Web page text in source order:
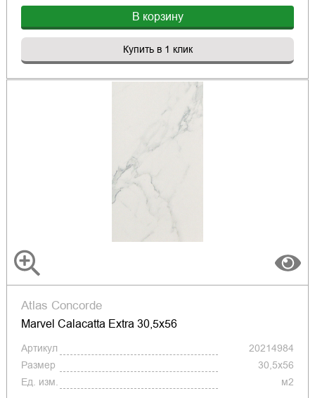
В корзину
Купить в 1 клик
Atlas Concorde
Marvel Calacatta Extra 30,5x56
Артикул
20214984
Размер
30,5x56
Ед. изм.
м2